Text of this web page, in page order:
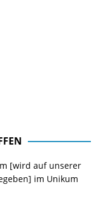
[wird auf unserer
im Unikum